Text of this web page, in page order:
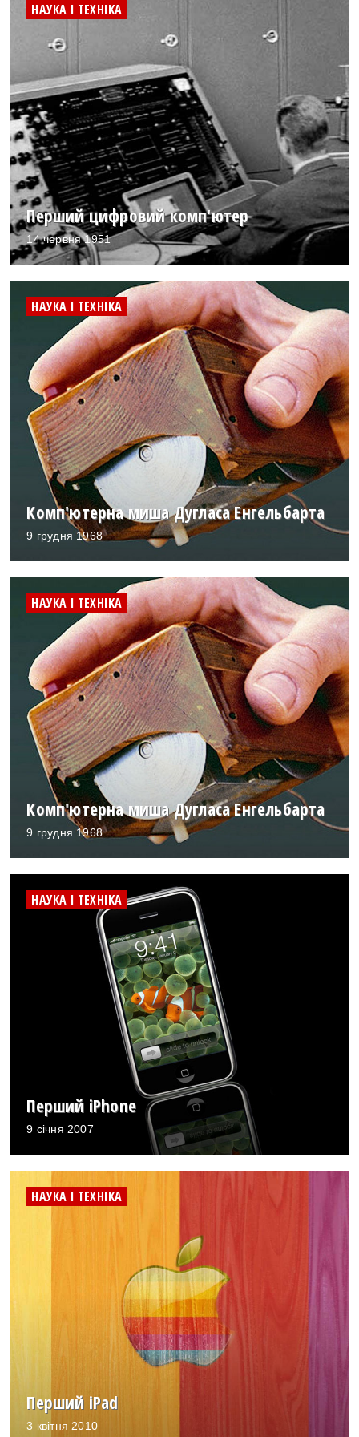
НАУКА І ТЕХНІКА
Перший цифровий комп'ютер
14 червня 1951
НАУКА І ТЕХНІКА
Комп'ютерна миша Дугласа Енгельбарта
9 грудня 1968
НАУКА І ТЕХНІКА
Комп'ютерна миша Дугласа Енгельбарта
9 грудня 1968
НАУКА І ТЕХНІКА
Перший iPhone
9 січня 2007
НАУКА І ТЕХНІКА
Перший iPad
3 квітня 2010